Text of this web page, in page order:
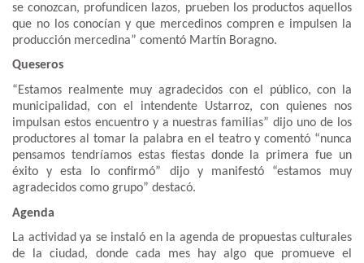
se conozcan, profundicen lazos, prueben los productos aquellos
que no los conocían y que mercedinos compren e impulsen la
producción mercedina” comentó Martín Boragno.
Queseros
“Estamos realmente muy agradecidos con el público, con la
municipalidad, con el intendente Ustarroz, con quienes nos
impulsan estos encuentro y a nuestras familias” dijo uno de los
productores al tomar la palabra en el teatro y comentó “nunca
pensamos tendríamos estas fiestas donde la primera fue un
éxito y esta lo confirmó” dijo y manifestó “estamos muy
agradecidos como grupo” destacó.
Agenda
La actividad ya se instaló en la agenda de propuestas culturales
de la ciudad, donde cada mes hay algo que promueve el